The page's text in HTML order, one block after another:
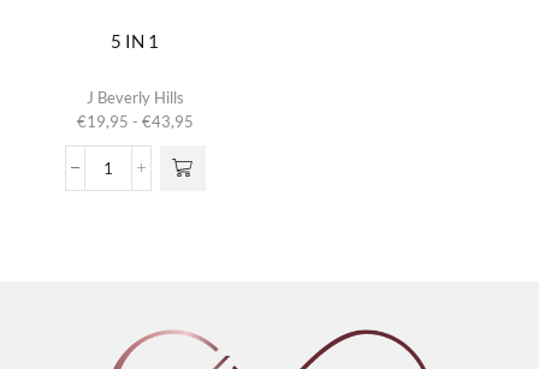
5 IN 1
J Beverly Hills
€19,95 - €43,95Prijsklasse:
tot
5
heeft
meerdere
Deze optie